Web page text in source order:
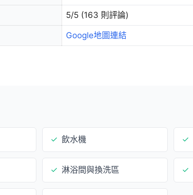
5/5 (163 則評論)
Google地圖連結
✓ 飲水機 ✓
✓ 淋浴間與換洗區 ✓